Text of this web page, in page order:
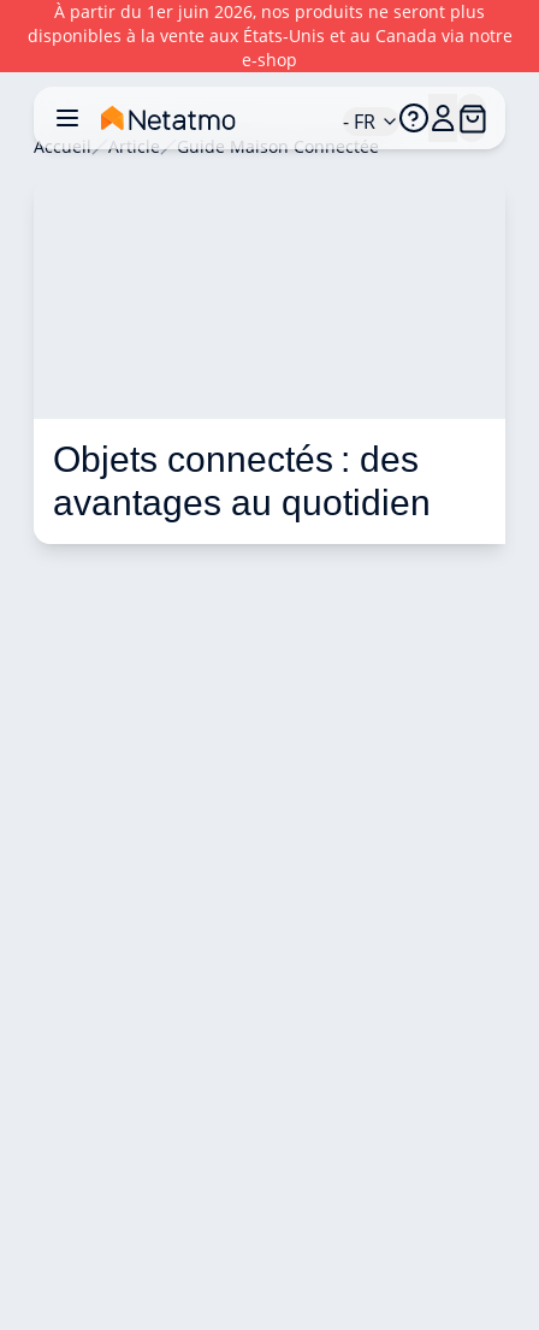
À partir du 1er juin 2026, nos produits ne seront plus
disponibles à la vente aux États‑Unis et au Canada via notre
e‑shop
- FR
Accueil Article Guide Maison Connectée
Objets connectés : des
avantages au quotidien